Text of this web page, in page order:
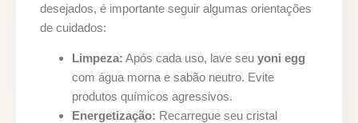
desejados, é importante seguir algumas orientações
de cuidados:
Limpeza: Após cada uso, lave seu yoni egg
com água morna e sabão neutro. Evite
produtos químicos agressivos.
Energetização: Recarregue seu cristal